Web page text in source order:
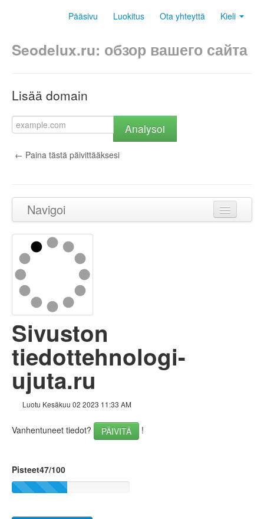
Pääsivu Luokitus Ota yhteyttä Kieli
Seodelux.ru: обзор вашего сайта
Lisää domain
Analysoi
← Paina tästä päivittääksesi
Navigoi
Takaisin ylös
Avainsanat
Käytettävyys
Dokumentti
Mobiili
Optimoi
Sivuston nopeus
Sivuston
tiedottehnologi-
ujuta.ru
Luotu Kesäkuu 02 2023 11:33 AM
Vanhentuneet tiedot? PÄIVITÄ !
Pisteet47/100